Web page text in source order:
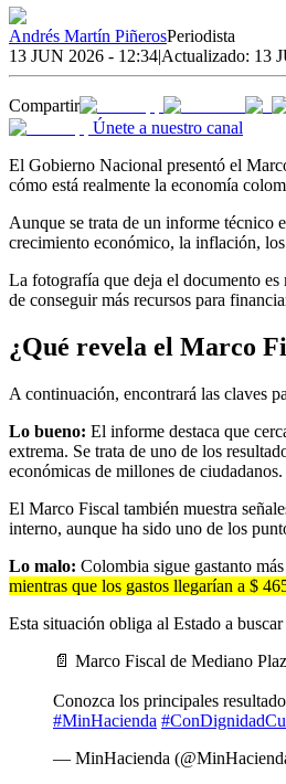
Andrés Martín PiñerosPeriodista
13 JUN 2026 - 12:34|Actualizado: 13
Compartir
Únete a nuestro canal
El Gobierno Nacional presentó el
cómo está realmente la economía
Aunque se trata de un informe técnico
crecimiento económico, la inflación,
La fotografía que deja el documento
de conseguir más recursos para
¿Qué revela el Marco
A continuación, encontrará las claves
Lo bueno: El informe destaca que
extrema. Se trata de uno de los
económicas de millones de ciudadanos.
El Marco Fiscal también muestra
interno, aunque ha sido uno de los
Lo malo: Colombia sigue gastanto
mientras que los gastos llegarían a $
Esta situación obliga al Estado a
📄 Marco Fiscal de Mediano
Conozca los principales
#MinHacienda
— MinHacienda